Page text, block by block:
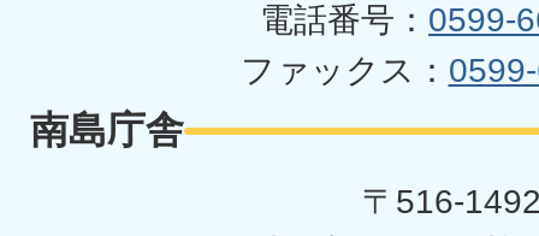
電話番号： 0599-
ファックス：
南島庁舎
〒516-